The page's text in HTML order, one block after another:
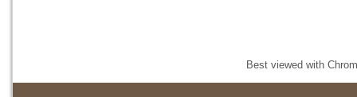
Best viewed with